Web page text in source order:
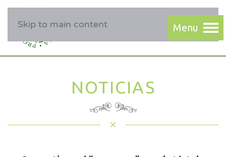
Skip to main content
NOTICIAS